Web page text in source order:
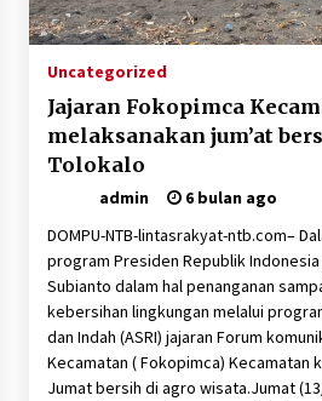
Uncategorized
Jajaran Fokopimca
melaksanakan jum’at
Tolokalo
admin
6 bulan ago
DOMPU-NTB-lintasrakyat-ntb.com–
program Presiden Republik
Subianto dalam hal penanganan
kebersihan lingkungan melalui
dan Indah (ASRI) jajaran Forum
Kecamatan ( Fokopimca) Kecamatan
Jumat bersih di agro wisata.Jumat